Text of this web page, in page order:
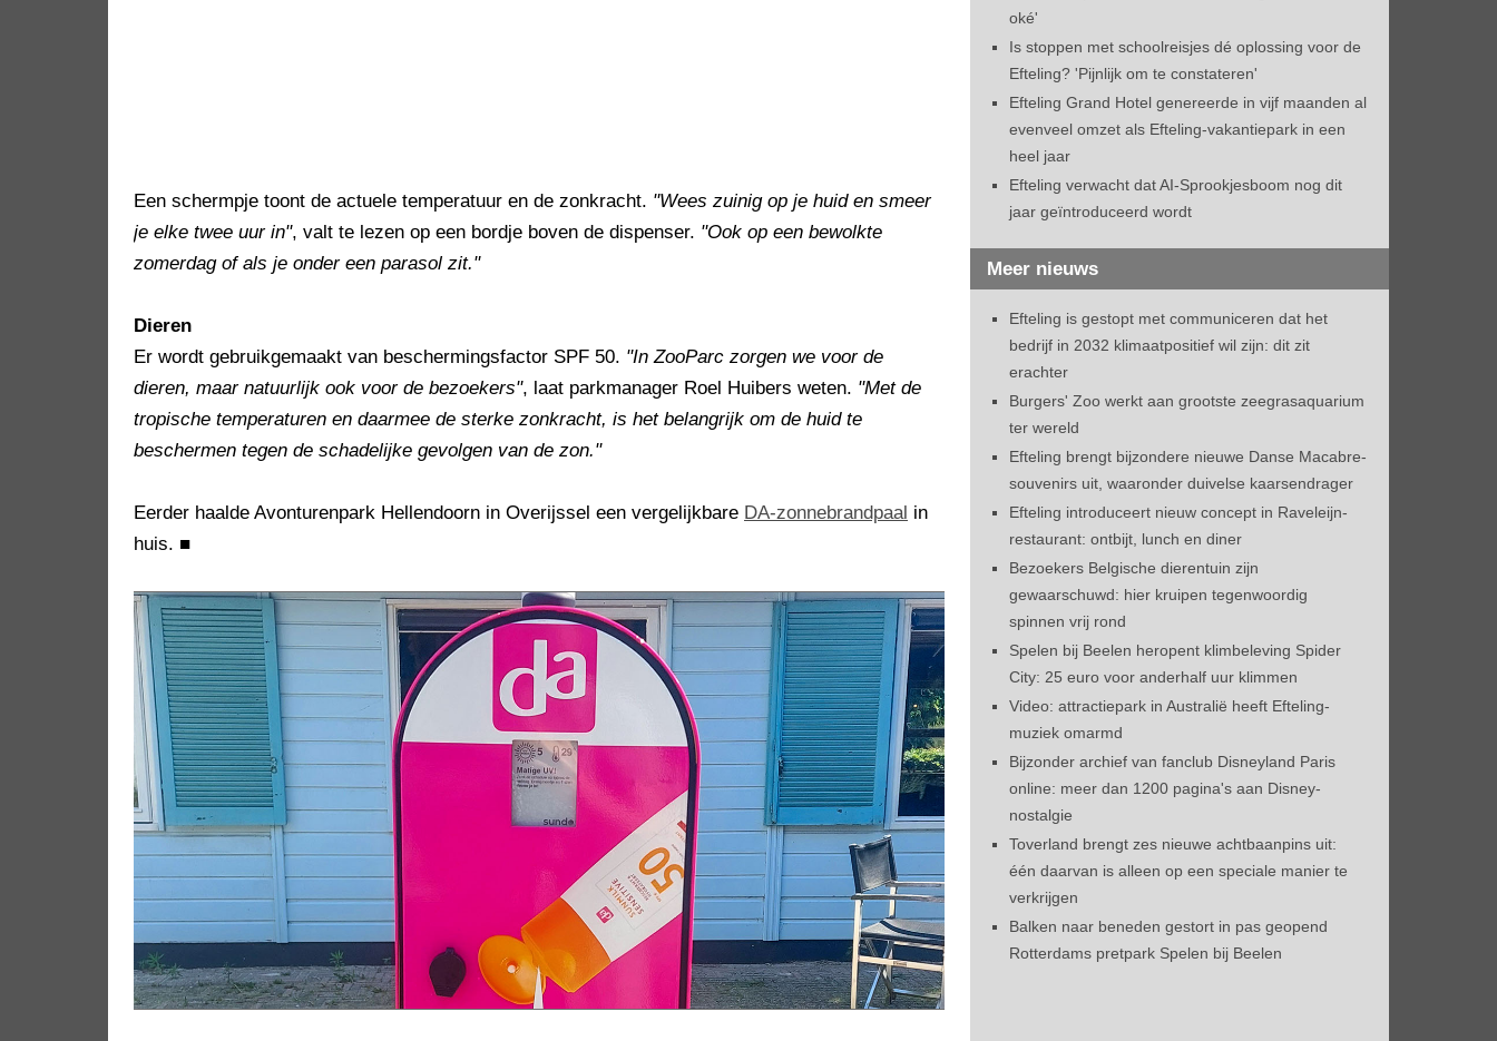
Een schermpje toont de actuele temperatuur en de zonkracht. "Wees zuinig op je huid en smeer
je elke twee uur in", valt te lezen op een bordje boven de dispenser. "Ook op een bewolkte
zomerdag of als je onder een parasol zit."
Dieren
Er wordt gebruikgemaakt van beschermingsfactor SPF 50. "In ZooParc zorgen we voor de
dieren, maar natuurlijk ook voor de bezoekers", laat parkmanager Roel Huibers weten. "Met de
tropische temperaturen en daarmee de sterke zonkracht, is het belangrijk om de huid te
beschermen tegen de schadelijke gevolgen van de zon."
Eerder haalde Avonturenpark Hellendoorn in Overijssel een vergelijkbare DA-zonnebrandpaal in
huis. ■
oké'
Is stoppen met schoolreisjes dé oplossing voor de
Efteling? 'Pijnlijk om te constateren'
Efteling Grand Hotel genereerde in vijf maanden al
evenveel omzet als Efteling-vakantiepark in een
heel jaar
Efteling verwacht dat AI-Sprookjesboom nog dit
jaar geïntroduceerd wordt
Meer nieuws
Efteling is gestopt met communiceren dat het
bedrijf in 2032 klimaatpositief wil zijn: dit zit
erachter
Burgers' Zoo werkt aan grootste zeegrasaquarium
ter wereld
Efteling brengt bijzondere nieuwe Danse Macabre-
souvenirs uit, waaronder duivelse kaarsendrager
Efteling introduceert nieuw concept in Raveleijn-
restaurant: ontbijt, lunch en diner
Bezoekers Belgische dierentuin zijn
gewaarschuwd: hier kruipen tegenwoordig
spinnen vrij rond
Spelen bij Beelen heropent klimbeleving Spider
City: 25 euro voor anderhalf uur klimmen
Video: attractiepark in Australië heeft Efteling-
muziek omarmd
Bijzonder archief van fanclub Disneyland Paris
online: meer dan 1200 pagina's aan Disney-
nostalgie
Toverland brengt zes nieuwe achtbaanpins uit:
één daarvan is alleen op een speciale manier te
verkrijgen
Balken naar beneden gestort in pas geopend
Rotterdams pretpark Spelen bij Beelen